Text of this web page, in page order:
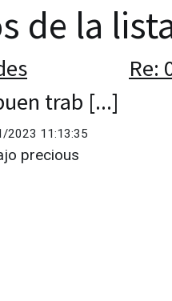
de la
Re:
trab [...]
2023 11:13:35
precious